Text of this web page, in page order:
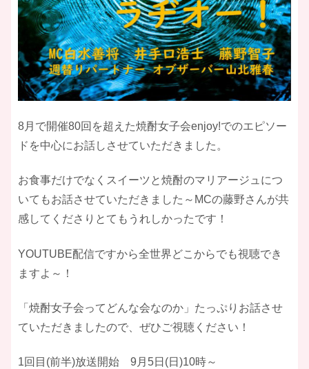
8月で開催80回を超えた焼酎女子会enjoy!でのエピソー
ドを中心にお話しさせていただきました。
お食事だけでなくスイーツと焼酎のマリアージュにつ
いてもお話させていただきました～MCの藤野さんが共
感してくださりとてもうれしかったです！
YOUTUBE配信ですから全世界どこからでも視聴でき
ますよ～！
「焼酎女子会ってどんな会なのか」たっぷりお話させ
ていただきましたので、ぜひご視聴ください！
1回目(前半)放送開始 9月5日(日)10時～